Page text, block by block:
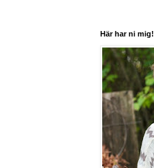
Här har ni mig!